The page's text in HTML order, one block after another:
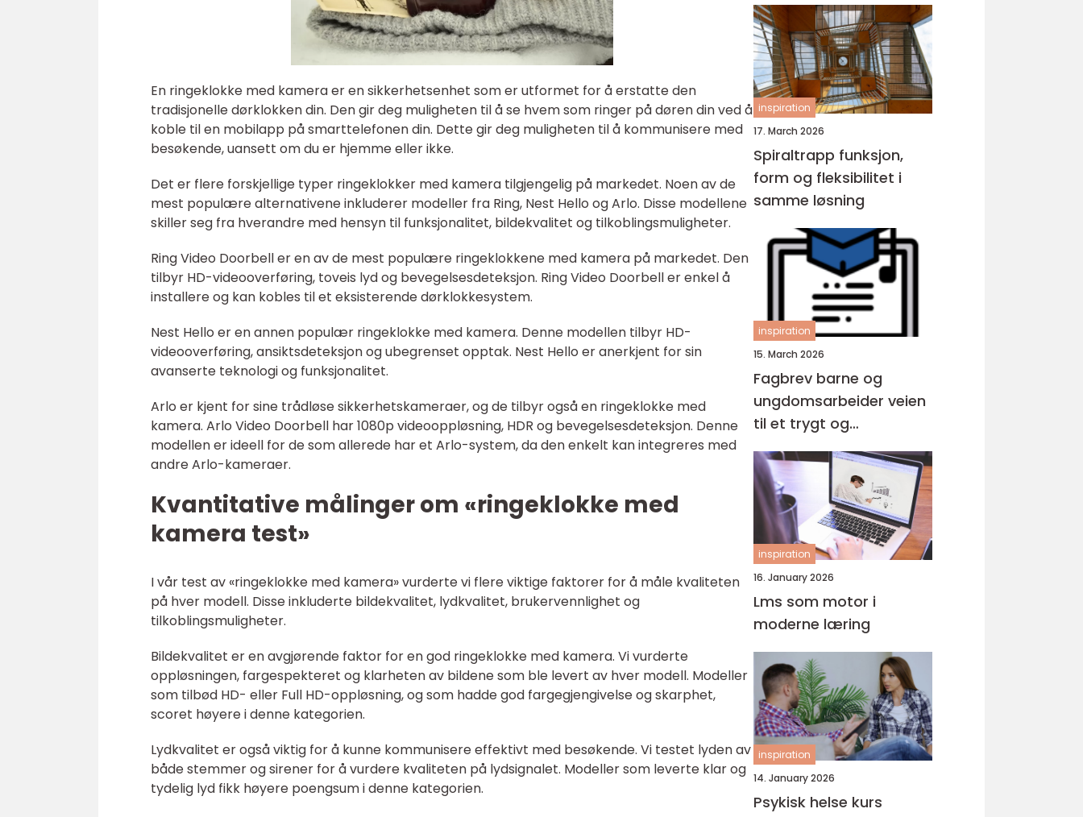
En ringeklokke med kamera er en sikkerhetsenhet som er utformet for å erstatte den
tradisjonelle dørklokken din. Den gir deg muligheten til å se hvem som ringer på døren din ved å
koble til en mobilapp på smarttelefonen din. Dette gir deg muligheten til å kommunisere med
besøkende, uansett om du er hjemme eller ikke.
Det er flere forskjellige typer ringeklokker med kamera tilgjengelig på markedet. Noen av de
mest populære alternativene inkluderer modeller fra Ring, Nest Hello og Arlo. Disse modellene
skiller seg fra hverandre med hensyn til funksjonalitet, bildekvalitet og tilkoblingsmuligheter.
Ring Video Doorbell er en av de mest populære ringeklokkene med kamera på markedet. Den
tilbyr HD-videooverføring, toveis lyd og bevegelsesdeteksjon. Ring Video Doorbell er enkel å
installere og kan kobles til et eksisterende dørklokkesystem.
Nest Hello er en annen populær ringeklokke med kamera. Denne modellen tilbyr HD-
videooverføring, ansiktsdeteksjon og ubegrenset opptak. Nest Hello er anerkjent for sin
avanserte teknologi og funksjonalitet.
Arlo er kjent for sine trådløse sikkerhetskameraer, og de tilbyr også en ringeklokke med
kamera. Arlo Video Doorbell har 1080p videooppløsning, HDR og bevegelsesdeteksjon. Denne
modellen er ideell for de som allerede har et Arlo-system, da den enkelt kan integreres med
andre Arlo-kameraer.
Kvantitative målinger om «ringeklokke med
kamera test»
I vår test av «ringeklokke med kamera» vurderte vi flere viktige faktorer for å måle kvaliteten
på hver modell. Disse inkluderte bildekvalitet, lydkvalitet, brukervennlighet og
tilkoblingsmuligheter.
Bildekvalitet er en avgjørende faktor for en god ringeklokke med kamera. Vi vurderte
oppløsningen, fargespekteret og klarheten av bildene som ble levert av hver modell. Modeller
som tilbød HD- eller Full HD-oppløsning, og som hadde god fargegjengivelse og skarphet,
scoret høyere i denne kategorien.
Lydkvalitet er også viktig for å kunne kommunisere effektivt med besøkende. Vi testet lyden av
både stemmer og sirener for å vurdere kvaliteten på lydsignalet. Modeller som leverte klar og
tydelig lyd fikk høyere poengsum i denne kategorien.
inspiration
17. March 2026
Spiraltrapp funksjon,
form og fleksibilitet i
samme løsning
inspiration
15. March 2026
Fagbrev barne og
ungdomsarbeider veien
til et trygt og
meningsfylt yrke
inspiration
16. January 2026
Lms som motor i
moderne læring
inspiration
14. January 2026
Psykisk helse kurs